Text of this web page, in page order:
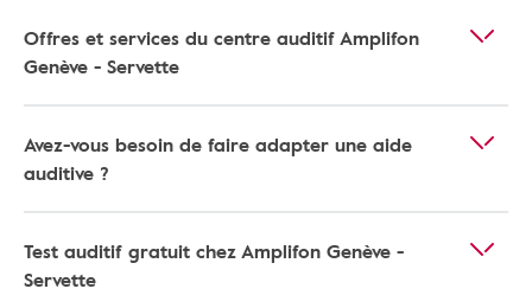
Offres et services du centre auditif Amplifon
Genève - Servette
Avez-vous besoin de faire adapter une aide
auditive ?
Test auditif gratuit chez Amplifon Genève -
Servette